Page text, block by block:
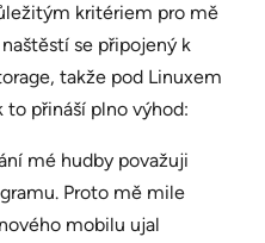
kritériem pro mě
se připojený k
takže pod Linuxem
přináší plno výhod:
mé hudby považuji
Proto mě mile
mobilu ujal